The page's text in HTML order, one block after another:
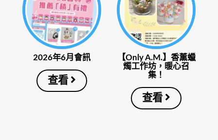
2026年6月會訊
查看
【Only A.M.】香薰蠟
燭工作坊，暖心召
集！
查看